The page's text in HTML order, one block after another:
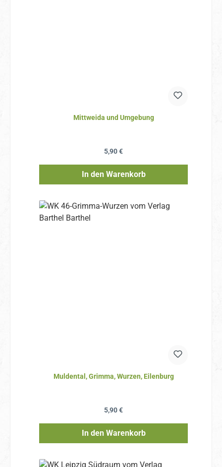
Mittweida und Umgebung
Regulärer Preis:
5,90 €
In den Warenkorb
Muldental, Grimma, Wurzen, Eilenburg
Regulärer Preis:
5,90 €
In den Warenkorb